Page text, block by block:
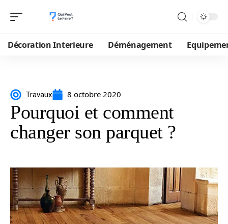
Décoration Interieure Déménagement
Travaux 8 octobre 2020
Pourquoi et comment
changer son parquet ?